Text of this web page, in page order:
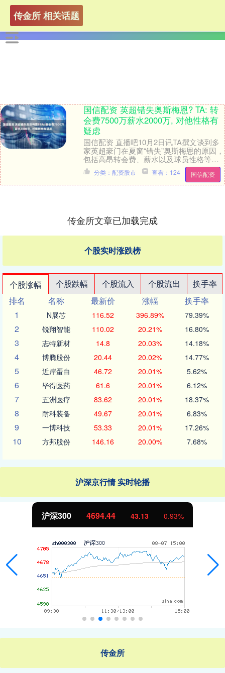
传金所 相关话题
国信配资 英超错失奥斯梅恩? TA: 转
会费7500万薪水2000万, 对他性格有
疑虑
国信配资 直播吧10月2日讯TA撰文谈到多
家英超豪门在夏窗“错失”奥斯梅恩的原因，
包括高昂转会费、薪水以及球员性格等问
题。 尽管英超多家豪门在夏窗急需顶级前
锋国....
国信配资
分类：配资股市 查看：124
传金所文章已加载完成
个股实时涨跌榜
个股涨幅 个股跌幅 个股流入 个股流出
换手率
排名
名称 最新价 涨幅
换手率
1
N展芯 116.52 396.89% 79.39%
2 锐翔智能 110.02 20.21% 16.80%
3 志特新材 14.8 20.03% 14.18%
4 博腾股份 20.44 20.02% 14.77%
5 近岸蛋白 46.72 20.01% 5.62%
6 毕得医药 61.6 20.01% 6.12%
7 五洲医疗 83.62 20.01% 18.37%
8 耐科装备 49.67 20.01% 6.83%
9 一博科技 53.33 20.01% 17.26%
10 方邦股份 146.16 20.00% 7.68%
沪深京行情 实时轮播
北证50 1134.24 11.37 1.01%
传金所